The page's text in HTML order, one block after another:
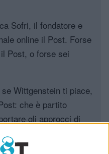
Sofri, il fondatore e
online il Post. Forse
Post, o forse sei
Wittgenstein ti piace,
che è partito
gli approcci di